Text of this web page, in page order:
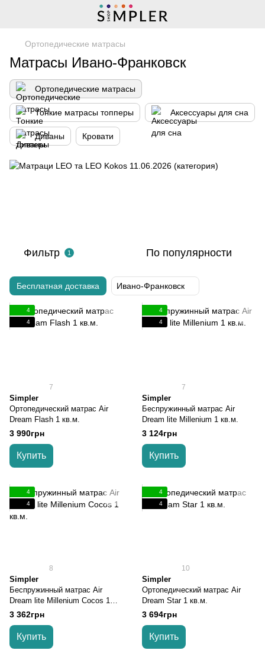
Ортопедические матрасы
Матрасы Ивано-Франковск
Ортопедические матрасы
Тонкие матрасы топперы Аксессуары для сна
Диваны Кровати
Фильтр 1 По популярности
Бесплатная доставка Ивано-Франковск
4
4
7
Simpler
Ортопедический матрас Air
Dream Flash 1 кв.м.
3 990грн
Купить
4
4
7
Simpler
Беспружинный матрас Air
Dream lite Millenium 1 кв.м.
3 124грн
Купить
4
4
8
Simpler
Беспружинный матрас Air
Dream lite Millenium Cocos 1
кв.м.
3 362грн
Купить
4
4
10
Simpler
Ортопедический матрас Air
Dream Star 1 кв.м.
3 694грн
Купить